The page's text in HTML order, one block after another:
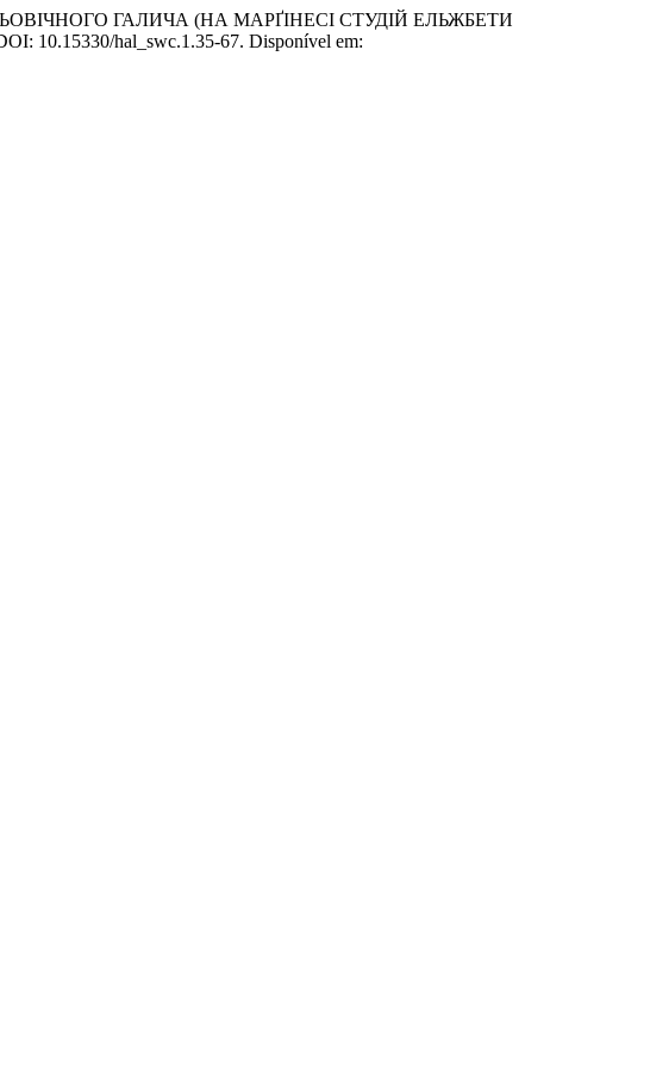
ГАЛИЧА (НА МАРҐІНЕСІ СТУДІЙ ЕЛЬЖБЕТИ
10.15330/hal_swc.1.35-67. Disponível em: